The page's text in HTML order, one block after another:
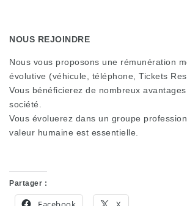
NOUS REJOINDRE
Nous vous proposons une rémunération
évolutive (véhicule, téléphone, Tickets
Vous bénéficierez de nombreux
société.
Vous évoluerez dans un groupe
valeur humaine est essentielle.
Partager :